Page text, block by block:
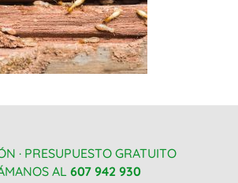
· PRESUPUESTO GRATUITO
AL607 942 930